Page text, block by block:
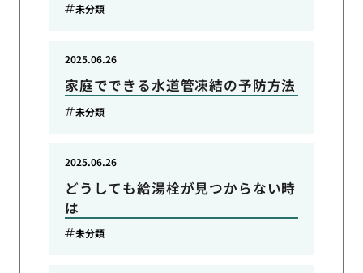
未分類
家庭でできる水道管凍結の予防方法
2025.06.26
未分類
どうしても給湯栓が見つからない時
は
2025.06.26
未分類